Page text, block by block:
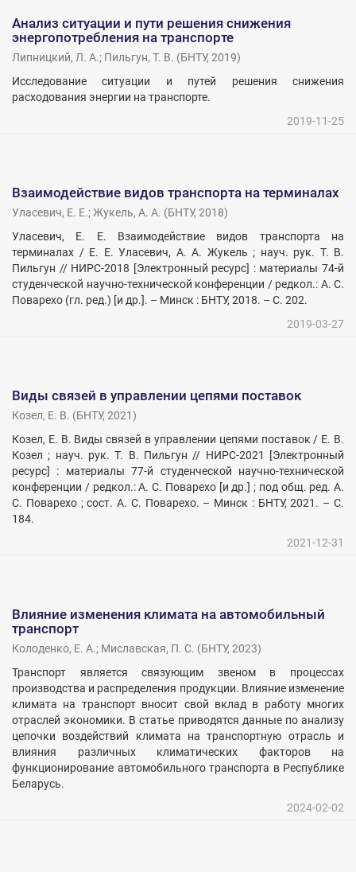
Анализ ситуации и пути решения снижения
энергопотребления на транспорте
Липницкий, Л. А.; Пильгун, Т. В. (БНТУ, 2019)
Исследование ситуации и путей решения снижения
расходования энергии на транспорте.
2019-11-25
Взаимодействие видов транспорта на терминалах
Уласевич, Е. Е.;Жукель, А. А. (БНТУ, 2018)
Уласевич, Е. Е. Взаимодействие видов транспорта на
терминалах / Е. Е. Уласевич, А. А. Жукель ; науч. рук. Т. В.
Пильгун // НИРС-2018 [Электронный ресурс] : материалы 74-й
студенческой научно-технической конференции / редкол.: А. С.
Поварехо (гл. ред.) [и др.]. – Минск : БНТУ, 2018. – С. 202.
2019-03-27
Виды связей в управлении цепями поставок
Козел, Е. В. (БНТУ, 2021)
Козел, Е. В. Виды связей в управлении цепями поставок / Е. В.
Козел ; науч. рук. Т. В. Пильгун // НИРС-2021 [Электронный
ресурс] : материалы 77-й студенческой научно-технической
конференции / редкол.: А. С. Поварехо [и др.] ; под общ. ред. А.
С. Поварехо ; сост. А. С. Поварехо. – Минск : БНТУ, 2021. – С.
184.
2021-12-31
Влияние изменения климата на автомобильный
транспорт
Колоденко, Е. А.; Миславская, П. С. (БНТУ, 2023)
Транспорт является связующим звеном в процессах
производства и распределения продукции. Влияние изменение
климата на транспорт вносит свой вклад в работу многих
отраслей экономики. В статье приводятся данные по анализу
цепочки воздействий климата на транспортную отрасль и
влияния различных климатических факторов на
функционирование автомобильного транспорта в Республике
Беларусь.
2024-02-02